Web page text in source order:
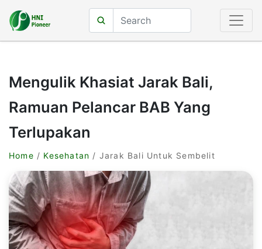
Mengulik Khasiat Jarak Bali,
Ramuan Pelancar BAB Yang
Terlupakan
Home / Kesehatan / Jarak Bali Untuk Sembelit